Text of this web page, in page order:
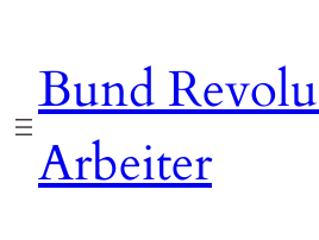
springen
Bund
Arbeiter